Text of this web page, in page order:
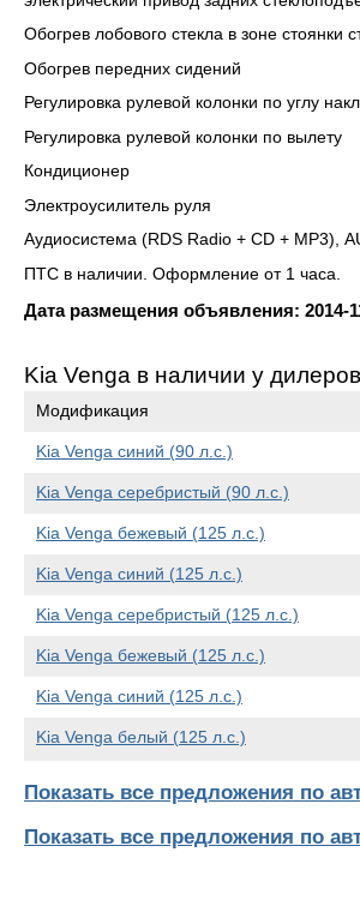
Обогрев лобового стекла в зоне стоянки
Обогрев передних сидений
Регулировка рулевой колонки по углу
Регулировка рулевой колонки по вылету
Кондиционер
Электроусилитель руля
Аудиосистема (RDS Radio + CD + MP3),
ПТС в наличии. Оформление от 1 часа.
Дата размещения объявления: 2014-
Kia Venga в наличии у
Модификация
Kia Venga синий (90 л.с.)
Kia Venga серебристый (90 л.с.)
Kia Venga бежевый (125 л.с.)
Kia Venga синий (125 л.с.)
Kia Venga серебристый (125 л.с.)
Kia Venga бежевый (125 л.с.)
Kia Venga синий (125 л.с.)
Kia Venga белый (125 л.с.)
Показать все предложения по
Показать все предложения по